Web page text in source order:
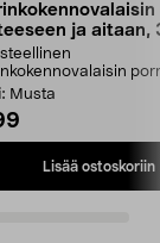
ja aitaan,
Musta
Lisää ostoskoriin